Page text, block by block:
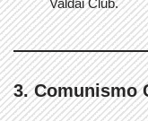
Valdai Club.
3. Comunismo